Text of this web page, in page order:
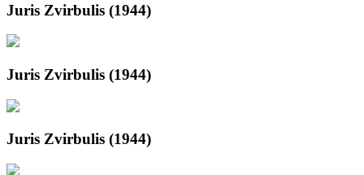
Juris Zvirbulis (1944)
Juris Zvirbulis (1944)
Juris Zvirbulis (1944)